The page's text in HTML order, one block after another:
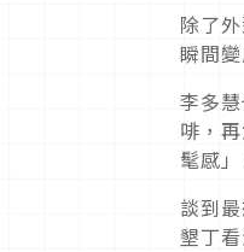
除了
瞬間
李多
啡，
髦感」
談到
墾丁